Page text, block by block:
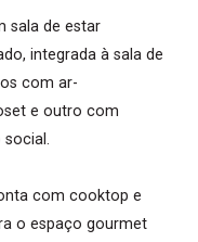
sala de estar
integrada à sala de
com ar-
e outro com
social.
com cooktop e
o espaço gourmet